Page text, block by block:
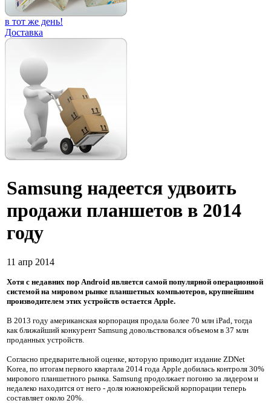
в тот же день!
Доставка
Samsung надеется удвоить
продажи планшетов в 2014
году
11 апр 2014
Хотя с недавних пор Android является самой популярной операционной
системой на мировом рынке планшетных компьютеров, крупнейшим
производителем этих устройств остается Apple.
В 2013 году американская корпорация продала более 70 млн iPad, тогда
как ближайший конкурент Samsung довольствовался объемом в 37 млн
проданных устройств.
Согласно предварительной оценке, которую приводит издание ZDNet
Korea, по итогам первого квартала 2014 года Apple добилась контроля 30%
мирового планшетного рынка. Samsung продолжает погоню за лидером и
недалеко находится от него - доля южнокорейской корпорации теперь
составляет около 20%.